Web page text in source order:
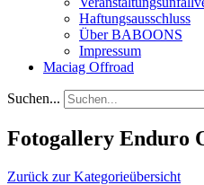
Haftungsausschluss
Über BABOONS
Impressum
Maciag Offroad
Suchen...
Fotogallery Enduro
Zurück zur Kategorieübersicht